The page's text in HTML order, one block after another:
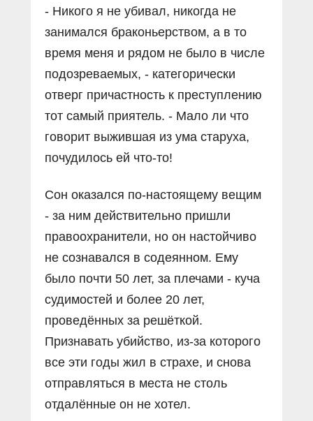
- Никого я не убивал, никогда не
занимался браконьерством, а в то
время меня и рядом не было в числе
подозреваемых, - категорически
отверг причастность к преступлению
тот самый приятель. - Мало ли что
говорит выжившая из ума старуха,
почудилось ей что-то!
Сон оказался по-настоящему вещим
- за ним действительно пришли
правоохранители, но он настойчиво
не сознавался в содеянном. Ему
было почти 50 лет, за плечами - куча
судимостей и более 20 лет,
проведённых за решёткой.
Признавать убийство, из-за которого
все эти годы жил в страхе, и снова
отправляться в места не столь
отдалённые он не хотел.